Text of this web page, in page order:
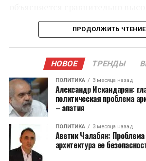
принятия положительных
отношении граждан этих
Грузию в поисках безопасности
только от войны.
Считается, что Грузия по
большинством стран
пространства добилась большего
построении и развитии
гражданских свобод и защиты
Высокие позиции в разных
ПРОДОЛЖИТЬ ЧТЕНИЕ
НОВОЕ ТРЕНДЫ
ПОЛИТИКА 3 месяца назад
Александр Искандарян:
политическая проблема
– апатия
ПОЛИТИКА 3 месяца назад
Аветик Чалабян:
архитектура ее